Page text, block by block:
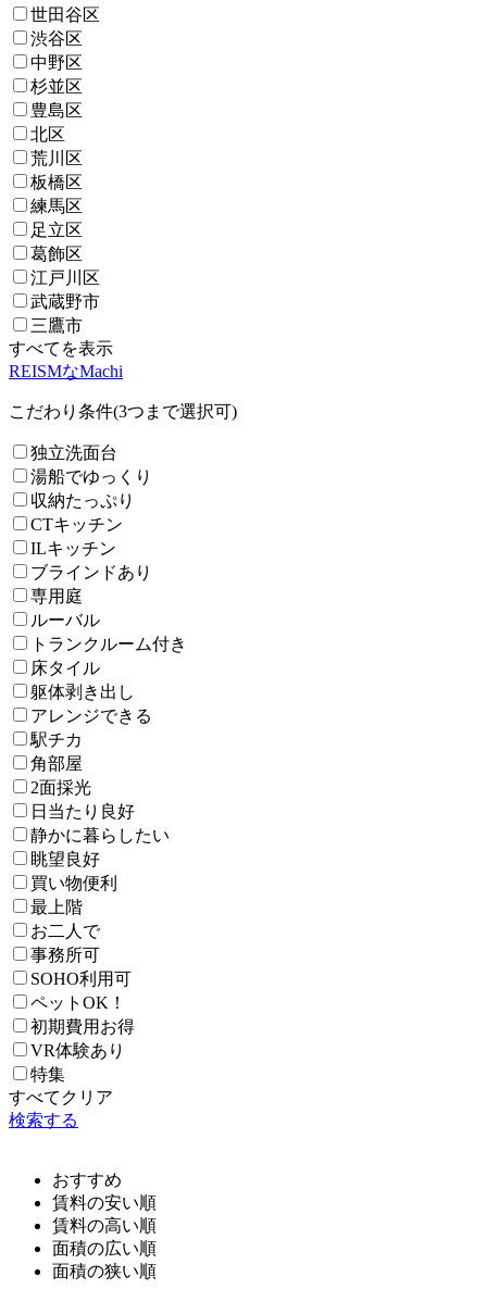
世田谷区
渋谷区
中野区
杉並区
豊島区
北区
荒川区
板橋区
練馬区
足立区
葛飾区
江戸川区
武蔵野市
三鷹市
すべてを表示
REISMなMachi
こだわり条件(3つまで選択可)
独立洗面台
湯船でゆっくり
収納たっぷり
CTキッチン
ILキッチン
ブラインドあり
専用庭
ルーバル
トランクルーム付き
床タイル
躯体剥き出し
アレンジできる
駅チカ
角部屋
2面採光
日当たり良好
静かに暮らしたい
眺望良好
買い物便利
最上階
お二人で
事務所可
SOHO利用可
ペットOK！
初期費用お得
VR体験あり
特集
すべてクリア
検索する
おすすめ
賃料の安い順
賃料の高い順
面積の広い順
面積の狭い順